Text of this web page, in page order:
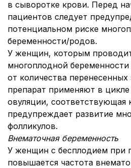
в сыворотке крови. Перед
пациентов следует
потенциальном риске
беременности/родов.
У женщин, которым
многоплодной
от количества
препарат применяют в
овуляции, соответствующая
предупреждает развитие
фолликулов.
Внематочная беременность
У женщин с бесплодием при
повышается частота